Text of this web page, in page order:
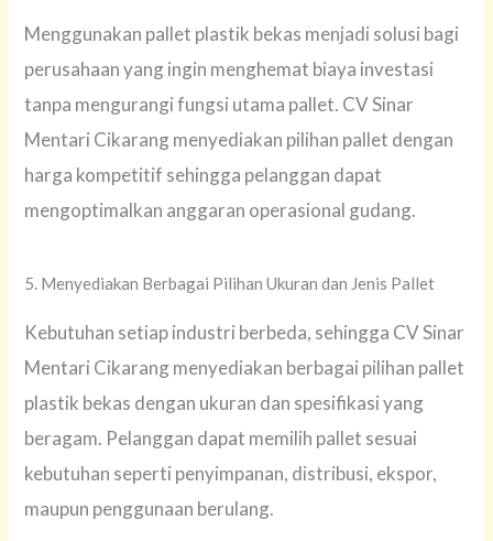
Menggunakan pallet plastik bekas menjadi solusi bagi
perusahaan yang ingin menghemat biaya investasi
tanpa mengurangi fungsi utama pallet. CV Sinar
Mentari Cikarang menyediakan pilihan pallet dengan
harga kompetitif sehingga pelanggan dapat
mengoptimalkan anggaran operasional gudang.
5. Menyediakan Berbagai Pilihan Ukuran dan Jenis Pallet
Kebutuhan setiap industri berbeda, sehingga CV Sinar
Mentari Cikarang menyediakan berbagai pilihan pallet
plastik bekas dengan ukuran dan spesifikasi yang
beragam. Pelanggan dapat memilih pallet sesuai
kebutuhan seperti penyimpanan, distribusi, ekspor,
maupun penggunaan berulang.